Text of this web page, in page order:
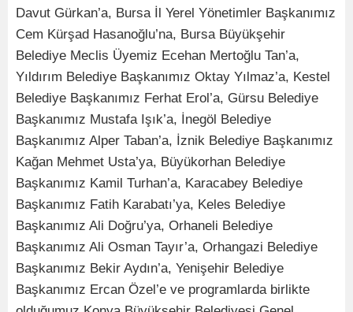
Davut Gürkan’a, Bursa İl Yerel Yönetimler Başkanımız
Cem Kürşad Hasanoğlu’na, Bursa Büyükşehir
Belediye Meclis Üyemiz Ecehan Mertoğlu Tan’a,
Yıldırım Belediye Başkanımız Oktay Yılmaz’a, Kestel
Belediye Başkanımız Ferhat Erol’a, Gürsu Belediye
Başkanımız Mustafa Işık’a, İnegöl Belediye
Başkanımız Alper Taban’a, İznik Belediye Başkanımız
Kağan Mehmet Usta’ya, Büyükorhan Belediye
Başkanımız Kamil Turhan’a, Karacabey Belediye
Başkanımız Fatih Karabatı’ya, Keles Belediye
Başkanımız Ali Doğru’ya, Orhaneli Belediye
Başkanımız Ali Osman Tayır’a, Orhangazi Belediye
Başkanımız Bekir Aydın’a, Yenişehir Belediye
Başkanımız Ercan Özel’e ve programlarda birlikte